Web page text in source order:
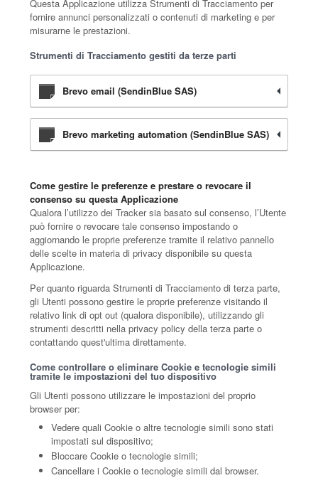
Questa Applicazione utilizza Strumenti di Tracciamento per
fornire annunci personalizzati o contenuti di marketing e per
misurarne le prestazioni.
Strumenti di Tracciamento gestiti da terze parti
Brevo email (SendinBlue SAS)
Brevo marketing automation (SendinBlue SAS)
Come gestire le preferenze e prestare o revocare il
consenso su questa Applicazione
Qualora l’utilizzo dei Tracker sia basato sul consenso, l’Utente
può fornire o revocare tale consenso impostando o
aggiornando le proprie preferenze tramite il relativo pannello
delle scelte in materia di privacy disponibile su questa
Applicazione.
Per quanto riguarda Strumenti di Tracciamento di terza parte,
gli Utenti possono gestire le proprie preferenze visitando il
relativo link di opt out (qualora disponibile), utilizzando gli
strumenti descritti nella privacy policy della terza parte o
contattando quest'ultima direttamente.
Come controllare o eliminare Cookie e tecnologie simili
tramite le impostazioni del tuo dispositivo
Gli Utenti possono utilizzare le impostazioni del proprio
browser per:
Vedere quali Cookie o altre tecnologie simili sono stati
impostati sul dispositivo;
Bloccare Cookie o tecnologie simili;
Cancellare i Cookie o tecnologie simili dal browser.